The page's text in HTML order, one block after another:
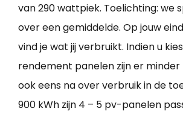
van 290 wattpiek. Toelichting: we
over een gemiddelde. Op jouw
vind je wat jij verbruikt. Indien u
rendement panelen zijn er minder
ook eens na over verbruik in de
900 kWh zijn 4 – 5 pv-panelen